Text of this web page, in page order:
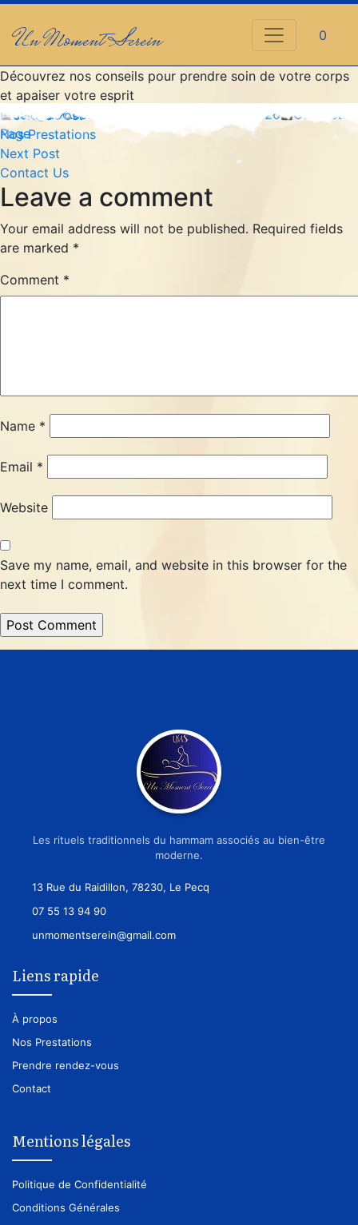
Un Moment Serein 0
Découvrez nos conseils pour prendre soin de votre corps
et apaiser votre esprit
Posted
by
abc@abc.com April 27, 2026
Posted
Contact
Page
Post
navigation
Previous PostPrevious
post:
Nos Prestations
Next Post
post:
Contact Us
Leave a comment
Your email address will not be published. Required fields
are marked *
Comment *
Name *
Email *
Website
Save my name, email, and website in this browser for the
next time I comment.
Les rituels traditionnels du hammam associés au bien-être
moderne.
13 Rue du Raidillon, 78230, Le Pecq
07 55 13 94 90
unmomentserein@gmail.com
Liens rapide
À propos
Nos Prestations
Prendre rendez-vous
Contact
Mentions légales
Politique de Confidentialité
Conditions Générales